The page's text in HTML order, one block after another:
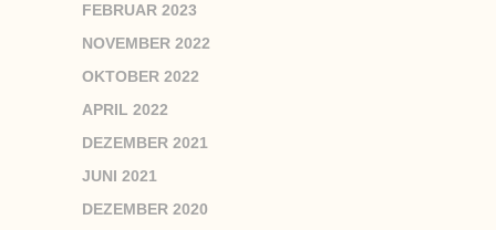
FEBRUAR 2023
NOVEMBER 2022
OKTOBER 2022
APRIL 2022
DEZEMBER 2021
JUNI 2021
DEZEMBER 2020